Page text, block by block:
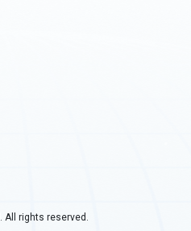
. All rights reserved.